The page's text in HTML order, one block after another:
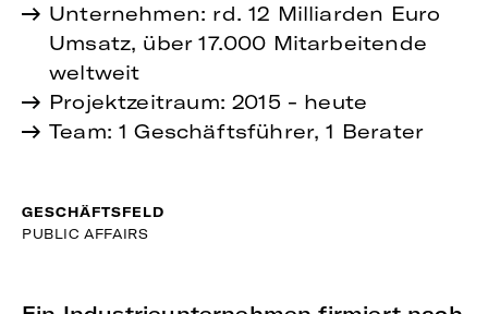
Unternehmen: rd. 12 Milliarden Euro
Umsatz, über 17.000 Mitarbeitende
weltweit
Projektzeitraum: 2015 - heute
Team: 1 Geschäftsführer, 1 Berater
GESCHÄFTSFELD
PUBLIC AFFAIRS